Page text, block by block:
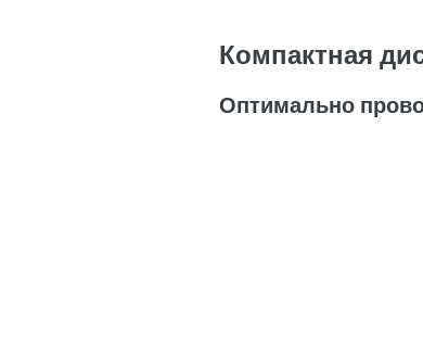
Компактная
Оптимально